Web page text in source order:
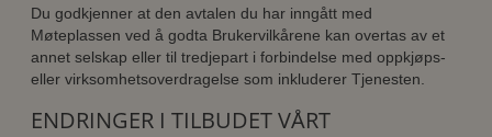
Du godkjenner at den avtalen du har inngått med
Møteplassen ved å godta Brukervilkårene kan overtas av et
annet selskap eller til tredjepart i forbindelse med oppkjøps-
eller virksomhetsoverdragelse som inkluderer Tjenesten.
ENDRINGER I TILBUDET VÅRT